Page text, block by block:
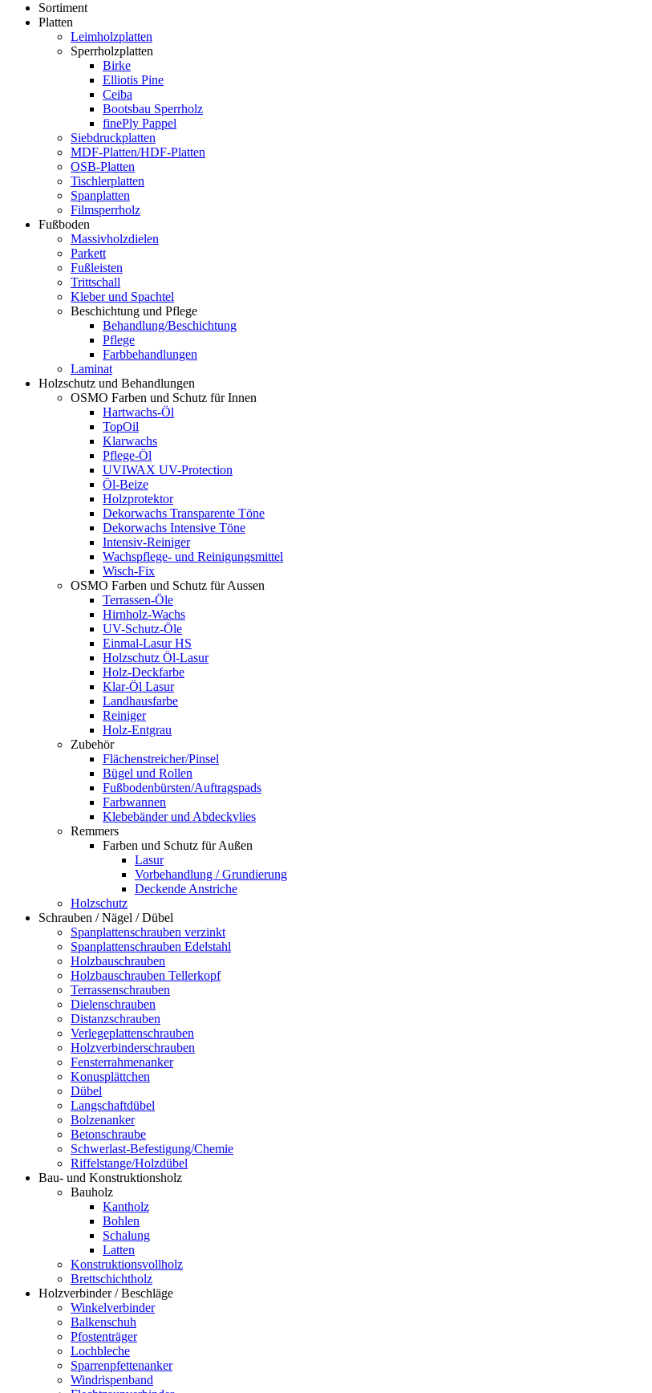
Sortiment
Platten
Leimholzplatten
Sperrholzplatten
Birke
Elliotis Pine
Ceiba
Bootsbau Sperrholz
finePly Pappel
Siebdruckplatten
MDF-Platten/HDF-Platten
OSB-Platten
Tischlerplatten
Spanplatten
Filmsperrholz
Fußboden
Massivholzdielen
Parkett
Fußleisten
Trittschall
Kleber und Spachtel
Beschichtung und Pflege
Behandlung/Beschichtung
Pflege
Farbbehandlungen
Laminat
Holzschutz und Behandlungen
OSMO Farben und Schutz für Innen
Hartwachs-Öl
TopOil
Klarwachs
Pflege-Öl
UVIWAX UV-Protection
Öl-Beize
Holzprotektor
Dekorwachs Transparente Töne
Dekorwachs Intensive Töne
Intensiv-Reiniger
Wachspflege- und Reinigungsmittel
Wisch-Fix
OSMO Farben und Schutz für Aussen
Terrassen-Öle
Hirnholz-Wachs
UV-Schutz-Öle
Einmal-Lasur HS
Holzschutz Öl-Lasur
Holz-Deckfarbe
Klar-Öl Lasur
Landhausfarbe
Reiniger
Holz-Entgrau
Zubehör
Flächenstreicher/Pinsel
Bügel und Rollen
Fußbodenbürsten/Auftragspads
Farbwannen
Klebebänder und Abdeckvlies
Remmers
Farben und Schutz für Außen
Lasur
Vorbehandlung / Grundierung
Deckende Anstriche
Holzschutz
Schrauben / Nägel / Dübel
Spanplattenschrauben verzinkt
Spanplattenschrauben Edelstahl
Holzbauschrauben
Holzbauschrauben Tellerkopf
Terrassenschrauben
Dielenschrauben
Distanzschrauben
Verlegeplattenschrauben
Holzverbinderschrauben
Fensterrahmenanker
Konusplättchen
Dübel
Langschaftdübel
Bolzenanker
Betonschraube
Schwerlast-Befestigung/Chemie
Riffelstange/Holzdübel
Bau- und Konstruktionsholz
Bauholz
Kantholz
Bohlen
Schalung
Latten
Konstruktionsvollholz
Brettschichtholz
Holzverbinder / Beschläge
Winkelverbinder
Balkenschuh
Pfostenträger
Lochbleche
Sparrenpfettenanker
Windrispenband